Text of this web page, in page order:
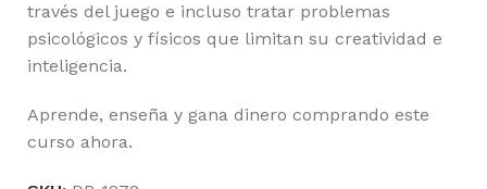
través del juego e incluso tratar problemas
psicológicos y físicos que limitan su creatividad e
inteligencia.
Aprende, enseña y gana dinero comprando este
curso ahora.